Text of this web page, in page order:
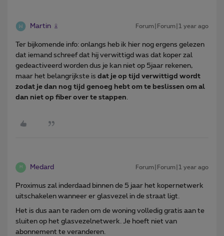
Martin Forum|Forum|1 year ago
Ter bijkomende info: onlangs heb ik hier nog ergens gelezen
dat iemand schreef dat hij verwittigd was dat koper zal
gedeactiveerd worden dus je kan niet op 5jaar rekenen,
maar het belangrijkste is dat je op tijd verwittigd wordt
zodat je dan nog tijd genoeg hebt om te beslissen om al
dan niet op fiber over te stappen
M Medard Forum|Forum|1 year ago
Proximus zal inderdaad binnen de 5 jaar het kopernetwerk
uitschakelen wanneer er glasvezel in de straat ligt.
Het is dus aan te raden om de woning volledig gratis aan te
sluiten op het glasvezelnetwerk. Je hoeft niet van
abonnement te veranderen.